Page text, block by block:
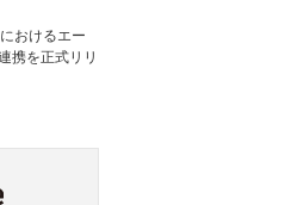
おけるエー
携を正式リリ